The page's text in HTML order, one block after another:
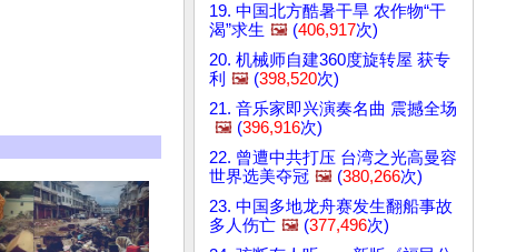
19. 中国北方酷暑干旱 农作物“干
渴”求生 🖼️ (406,917次)
20. 机械师自建360度旋转屋 获专
利 🖼️ (398,520次)
21. 音乐家即兴演奏名曲 震撼全场
🖼️ (396,916次)
22. 曾遭中共打压 台湾之光高曼容
世界选美夺冠 🖼️ (380,266次)
23. 中国多地龙舟赛发生翻船事故
多人伤亡 🖼️ (377,496次)